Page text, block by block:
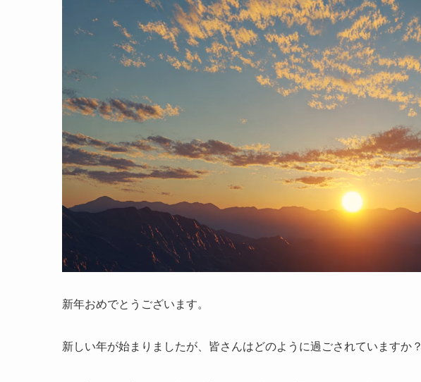
新年おめでとうございます。
新しい年が始まりましたが、皆さんはどのように過ごされていますか？